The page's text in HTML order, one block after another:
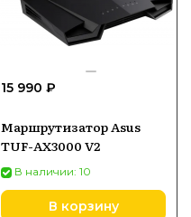
15 990 ₽
Маршрутизатор Asus
TUF-AX3000 V2
В наличии: 10
В корзину